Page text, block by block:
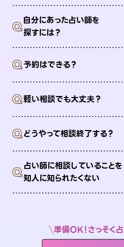
Q自分にあった占い師を
探すには？
Q予約はできる？
Q軽い相談でも大丈夫？
Qどうやって相談終了する？
Q占い師に相談していることを
知人に知られたくない
準備OK！さっそく